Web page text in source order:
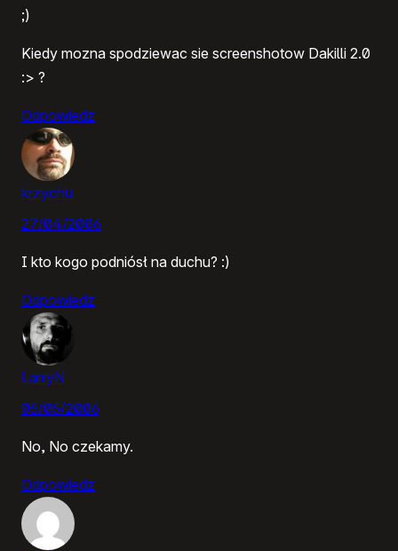
;)
Kiedy mozna spodziewac sie screenshotow Dakilli 2.0
:> ?
Odpowiedz
krzychu
27/04/2006
I kto kogo podniósł na duchu? :)
Odpowiedz
LarryN
05/05/2006
No, No czekamy.
Odpowiedz